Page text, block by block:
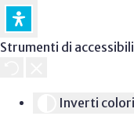
Strumenti di
Inverti colori